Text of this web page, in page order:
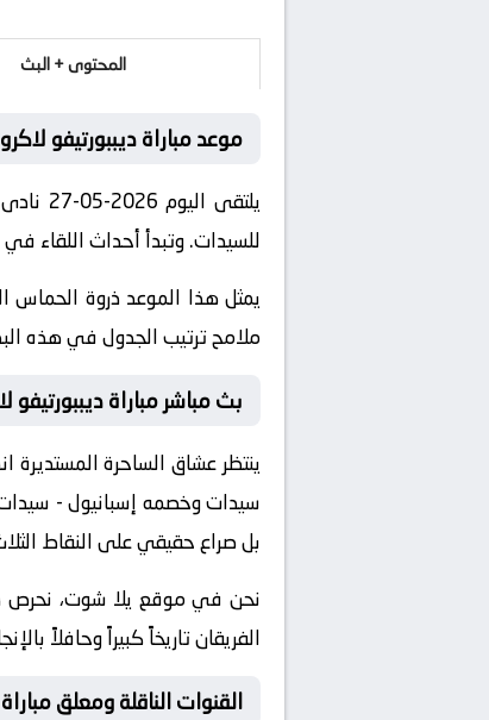
المحتوى + البث
موعد مباراة ديببورتيفو
للسيدات. وتبدأ أحداث اللقاء في تمام الساعة 22:00
يمثل هذا الموعد ذروة الحماس
ملامح ترتيب الجدول في هذه
بث مباشر مباراة ديببورتيفو
ينتظر عشاق الساحرة المستديرة
سيداتوخصمه إسبانيول -
بل صراع حقيقي على النقاط
نحن في موقع يلا شوت، نحرص
الفريقان تاريخاً كبيراً وحافلاً
القنوات الناقلة ومعلق